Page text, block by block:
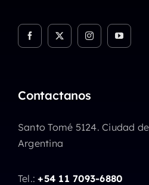
Contactanos
Santo Tomé 5124. Ciudad
Argentina
Tel.:+54 11 7093-6880